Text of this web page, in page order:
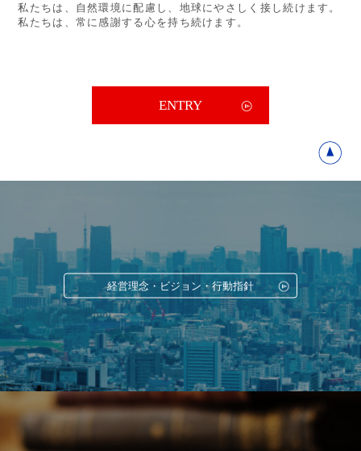
私たちは、自然環境に配慮し、地球にやさしく接し続けます。
私たちは、常に感謝する心を持ち続けます。
ENTRY
経営理念・ビジョン・行動指針